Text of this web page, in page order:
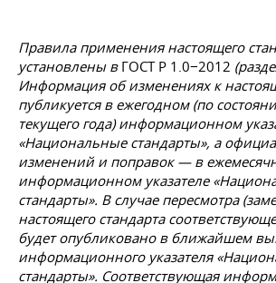
Правила применения настоящего
установлены вГОСТ Р 1.0−2012
Информация об изменениях к
публикуется в ежегодном (по
текущего года) информационном
«Национальные стандарты», а
изменений и поправок — в
информационном указателе
стандарты». В случае пересмотра
настоящего стандарта
будет опубликовано в ближайшем
информационного указателя
стандарты». Соответствующая